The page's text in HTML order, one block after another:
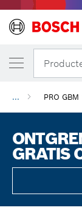
... PRO GBM
GRATIS